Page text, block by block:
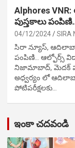
Alphores
పుస్తకాలు
04/12/2024 SIRA
సిరా న్యూస్,
పంపిణి… ఆల్ఫోర్స్
నిజామాబాద్, మెదక్
అధ్వర్యం లో ఆదిలాబాద్
పోటిప‌రీక్ష‌ల‌కు…
ఇంకా చదవండి